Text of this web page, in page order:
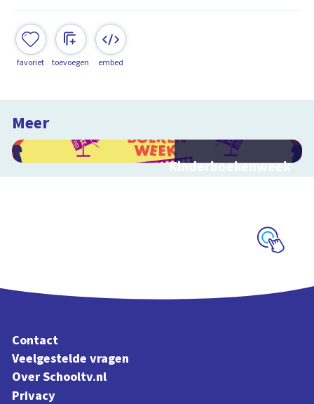
favoriet toevoegen embed
Meer
Kinderboekenweek
2026
Contact
Veelgestelde vragen
Over Schooltv.nl
Privacy